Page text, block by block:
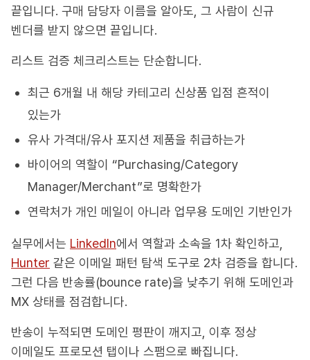
끝입니다. 구매 담당자 이름을 알아도, 그 사람이 신규
벤더를 받지 않으면 끝입니다.
리스트 검증 체크리스트는 단순합니다.
최근 6개월 내 해당 카테고리 신상품 입점 흔적이
있는가
유사 가격대/유사 포지션 제품을 취급하는가
바이어의 역할이 “Purchasing/Category
Manager/Merchant”로 명확한가
연락처가 개인 메일이 아니라 업무용 도메인 기반인가
실무에서는 LinkedIn에서 역할과 소속을 1차 확인하고,
Hunter 같은 이메일 패턴 탐색 도구로 2차 검증을 합니다.
그런 다음 반송률(bounce rate)을 낮추기 위해 도메인과
MX 상태를 점검합니다.
반송이 누적되면 도메인 평판이 깨지고, 이후 정상
이메일도 프로모션 탭이나 스팸으로 빠집니다.